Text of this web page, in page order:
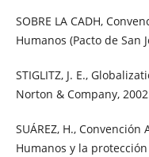
SOBRE LA CADH,
Humanos (Pacto de San
STIGLITZ, J. E.,
Norton & Company,
SUÁREZ, H.,
Humanos y la